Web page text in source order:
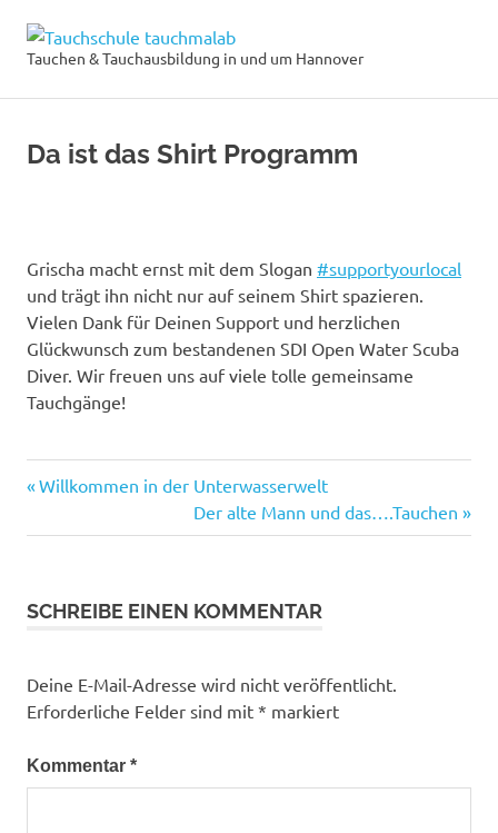
Inhalt
springen
Tauchschule
tauchmalab
Tauchen & Tauchausbildung in und um Hannover
Da ist das Shirt Programm
Grischa macht ernst mit dem Slogan #supportyourlocal
und trägt ihn nicht nur auf seinem Shirt spazieren.
Vielen Dank für Deinen Support und herzlichen
Glückwunsch zum bestandenen SDI Open Water Scuba
Diver. Wir freuen uns auf viele tolle gemeinsame
Tauchgänge!
Nitrox
OWD-
sdidivers
Tauchschule
Beitragsnavigation
Vorheriger
Willkommen in der Unterwasserwelt
Nächster
Beitrag:
Der alte Mann und das….Tauchen
SCHREIBE EINEN KOMMENTAR
Deine E-Mail-Adresse wird nicht veröffentlicht.
Erforderliche Felder sind mit * markiert
Kommentar *